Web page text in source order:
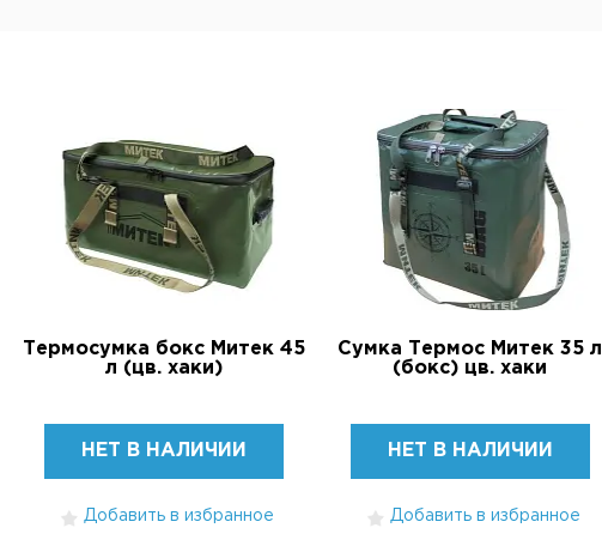
Термосумка бокс Митек 45
л (цв. хаки)
НЕТ В НАЛИЧИИ
Добавить в избранное
Сумка Термос Митек 35 л
(бокс) цв. хаки
НЕТ В НАЛИЧИИ
Добавить в избранное